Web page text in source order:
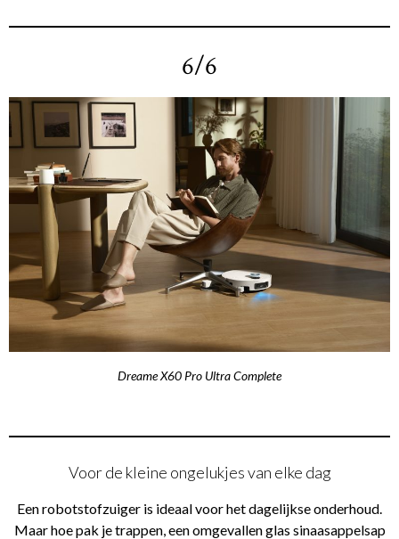
6/6
Dreame X60 Pro Ultra Complete
Voor de kleine ongelukjes van elke dag
Een robotstofzuiger is ideaal voor het dagelijkse onderhoud.
Maar hoe pak je trappen, een omgevallen glas sinaasappelsap